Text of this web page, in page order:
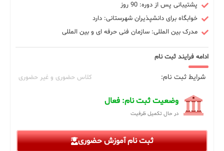
پشتیبانی پس از دوره: 90 روز
خوابگاه برای دانشپذیران شهرستانی: دارد
مدرک بین المللی: سازمان فنی حرفه ای و بین المللی
ادامه فرایند ثبت نام
شرایط ثبت نام: کلاس حضوری و غیر حضوری
وضعیت ثبت نام: فعال
در حال تکمیل ظرفیت
ثبت نام آموزش حضوری